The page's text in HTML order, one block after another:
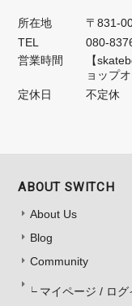
所在地
〒831-
TEL
080-
営業時間
【
ョップ
定休日
不定休
ABOUT SWITCH
About Us
Blog
Community
マイページ / ログ